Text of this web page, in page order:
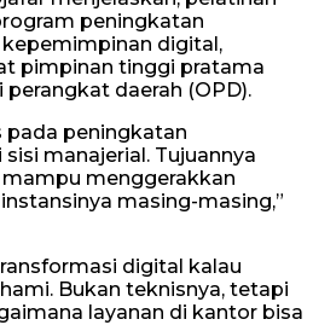
peningkatan
digital,
pimpinan tinggi pratama
daerah (OPD).
pada peningkatan
manajerial. Tujuannya
menggerakkan
masing-masing,”
digital kalau
Bukan teknisnya, tetapi
layanan di kantor bisa